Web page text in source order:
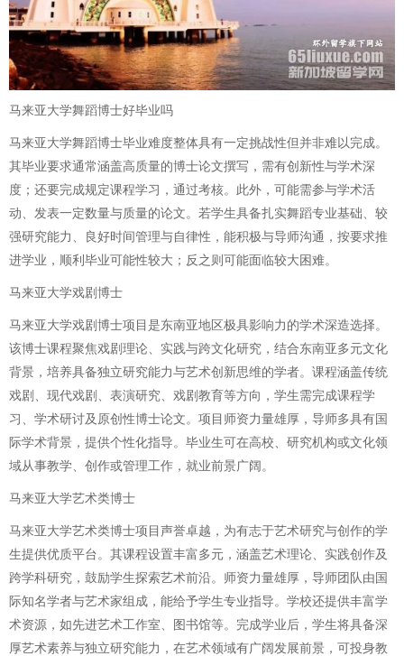
马来亚大学舞蹈博士好毕业吗
马来亚大学舞蹈博士毕业难度整体具有一定挑战性但并非难以完成。
其毕业要求通常涵盖高质量的博士论文撰写，需有创新性与学术深
度；还要完成规定课程学习，通过考核。此外，可能需参与学术活
动、发表一定数量与质量的论文。若学生具备扎实舞蹈专业基础、较
强研究能力、良好时间管理与自律性，能积极与导师沟通，按要求推
进学业，顺利毕业可能性较大；反之则可能面临较大困难。
马来亚大学戏剧博士
马来亚大学戏剧博士项目是东南亚地区极具影响力的学术深造选择。
该博士课程聚焦戏剧理论、实践与跨文化研究，结合东南亚多元文化
背景，培养具备独立研究能力与艺术创新思维的学者。课程涵盖传统
戏剧、现代戏剧、表演研究、戏剧教育等方向，学生需完成课程学
习、学术研讨及原创性博士论文。项目师资力量雄厚，导师多具有国
际学术背景，提供个性化指导。毕业生可在高校、研究机构或文化领
域从事教学、创作或管理工作，就业前景广阔。
马来亚大学艺术类博士
马来亚大学艺术类博士项目声誉卓越，为有志于艺术研究与创作的学
生提供优质平台。其课程设置丰富多元，涵盖艺术理论、实践创作及
跨学科研究，鼓励学生探索艺术前沿。师资力量雄厚，导师团队由国
际知名学者与艺术家组成，能给予学生专业指导。学校还提供丰富学
术资源，如先进艺术工作室、图书馆等。完成学业后，学生将具备深
厚艺术素养与独立研究能力，在艺术领域有广阔发展前景，可投身教